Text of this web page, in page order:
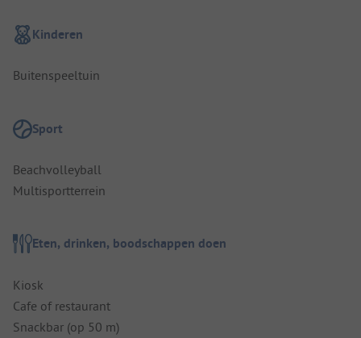
Kinderen
Buitenspeeltuin
Sport
Beachvolleyball
Multisportterrein
Eten, drinken, boodschappen doen
Kiosk
Cafe of restaurant
Snackbar (op 50 m)